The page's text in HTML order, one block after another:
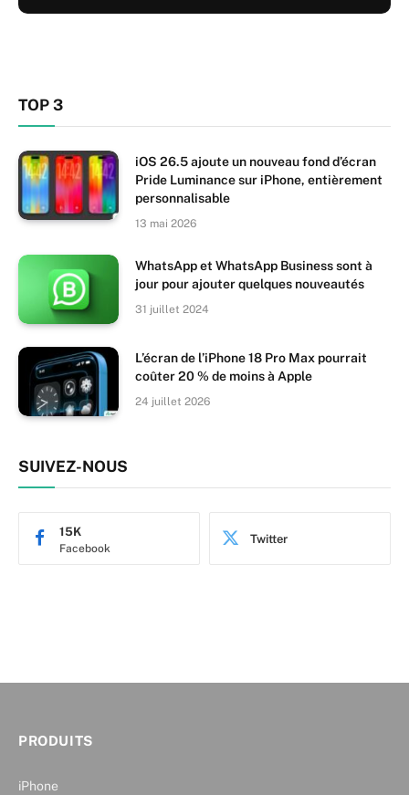
TOP 3
iOS 26.5 ajoute un nouveau fond d’écran
Pride Luminance sur iPhone, entièrement
personnalisable
13 mai 2026
WhatsApp et WhatsApp Business sont à
jour pour ajouter quelques nouveautés
31 juillet 2024
L’écran de l’iPhone 18 Pro Max pourrait
coûter 20 % de moins à Apple
24 juillet 2026
SUIVEZ-NOUS
Facebook
15K Twitter
PRODUITS
iPhone